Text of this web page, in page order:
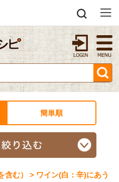
簡単順
含む） > ワイン(白：辛)にあう